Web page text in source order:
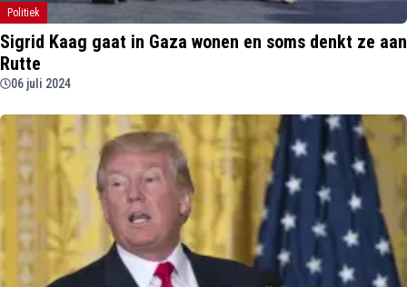
Politiek
Sigrid Kaag gaat in Gaza wonen en soms denkt ze aan
Rutte
06 juli 2024